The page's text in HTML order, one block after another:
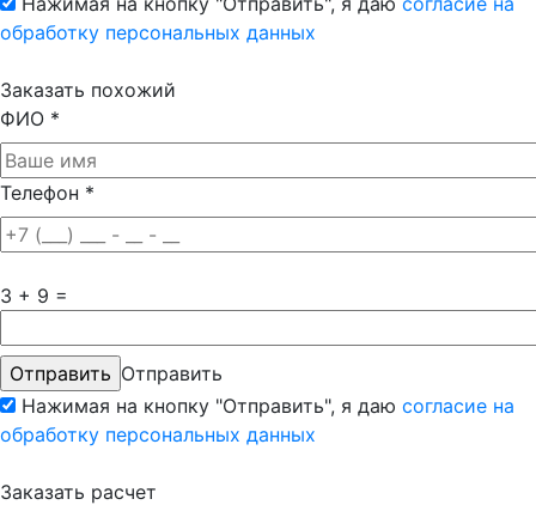
обработку персональных данных
Заказать похожий
ФИО *
Телефон *
3 + 9 =
Отправить
Нажимая на кнопку "Отправить", я даю согласие на
обработку персональных данных
Заказать расчет